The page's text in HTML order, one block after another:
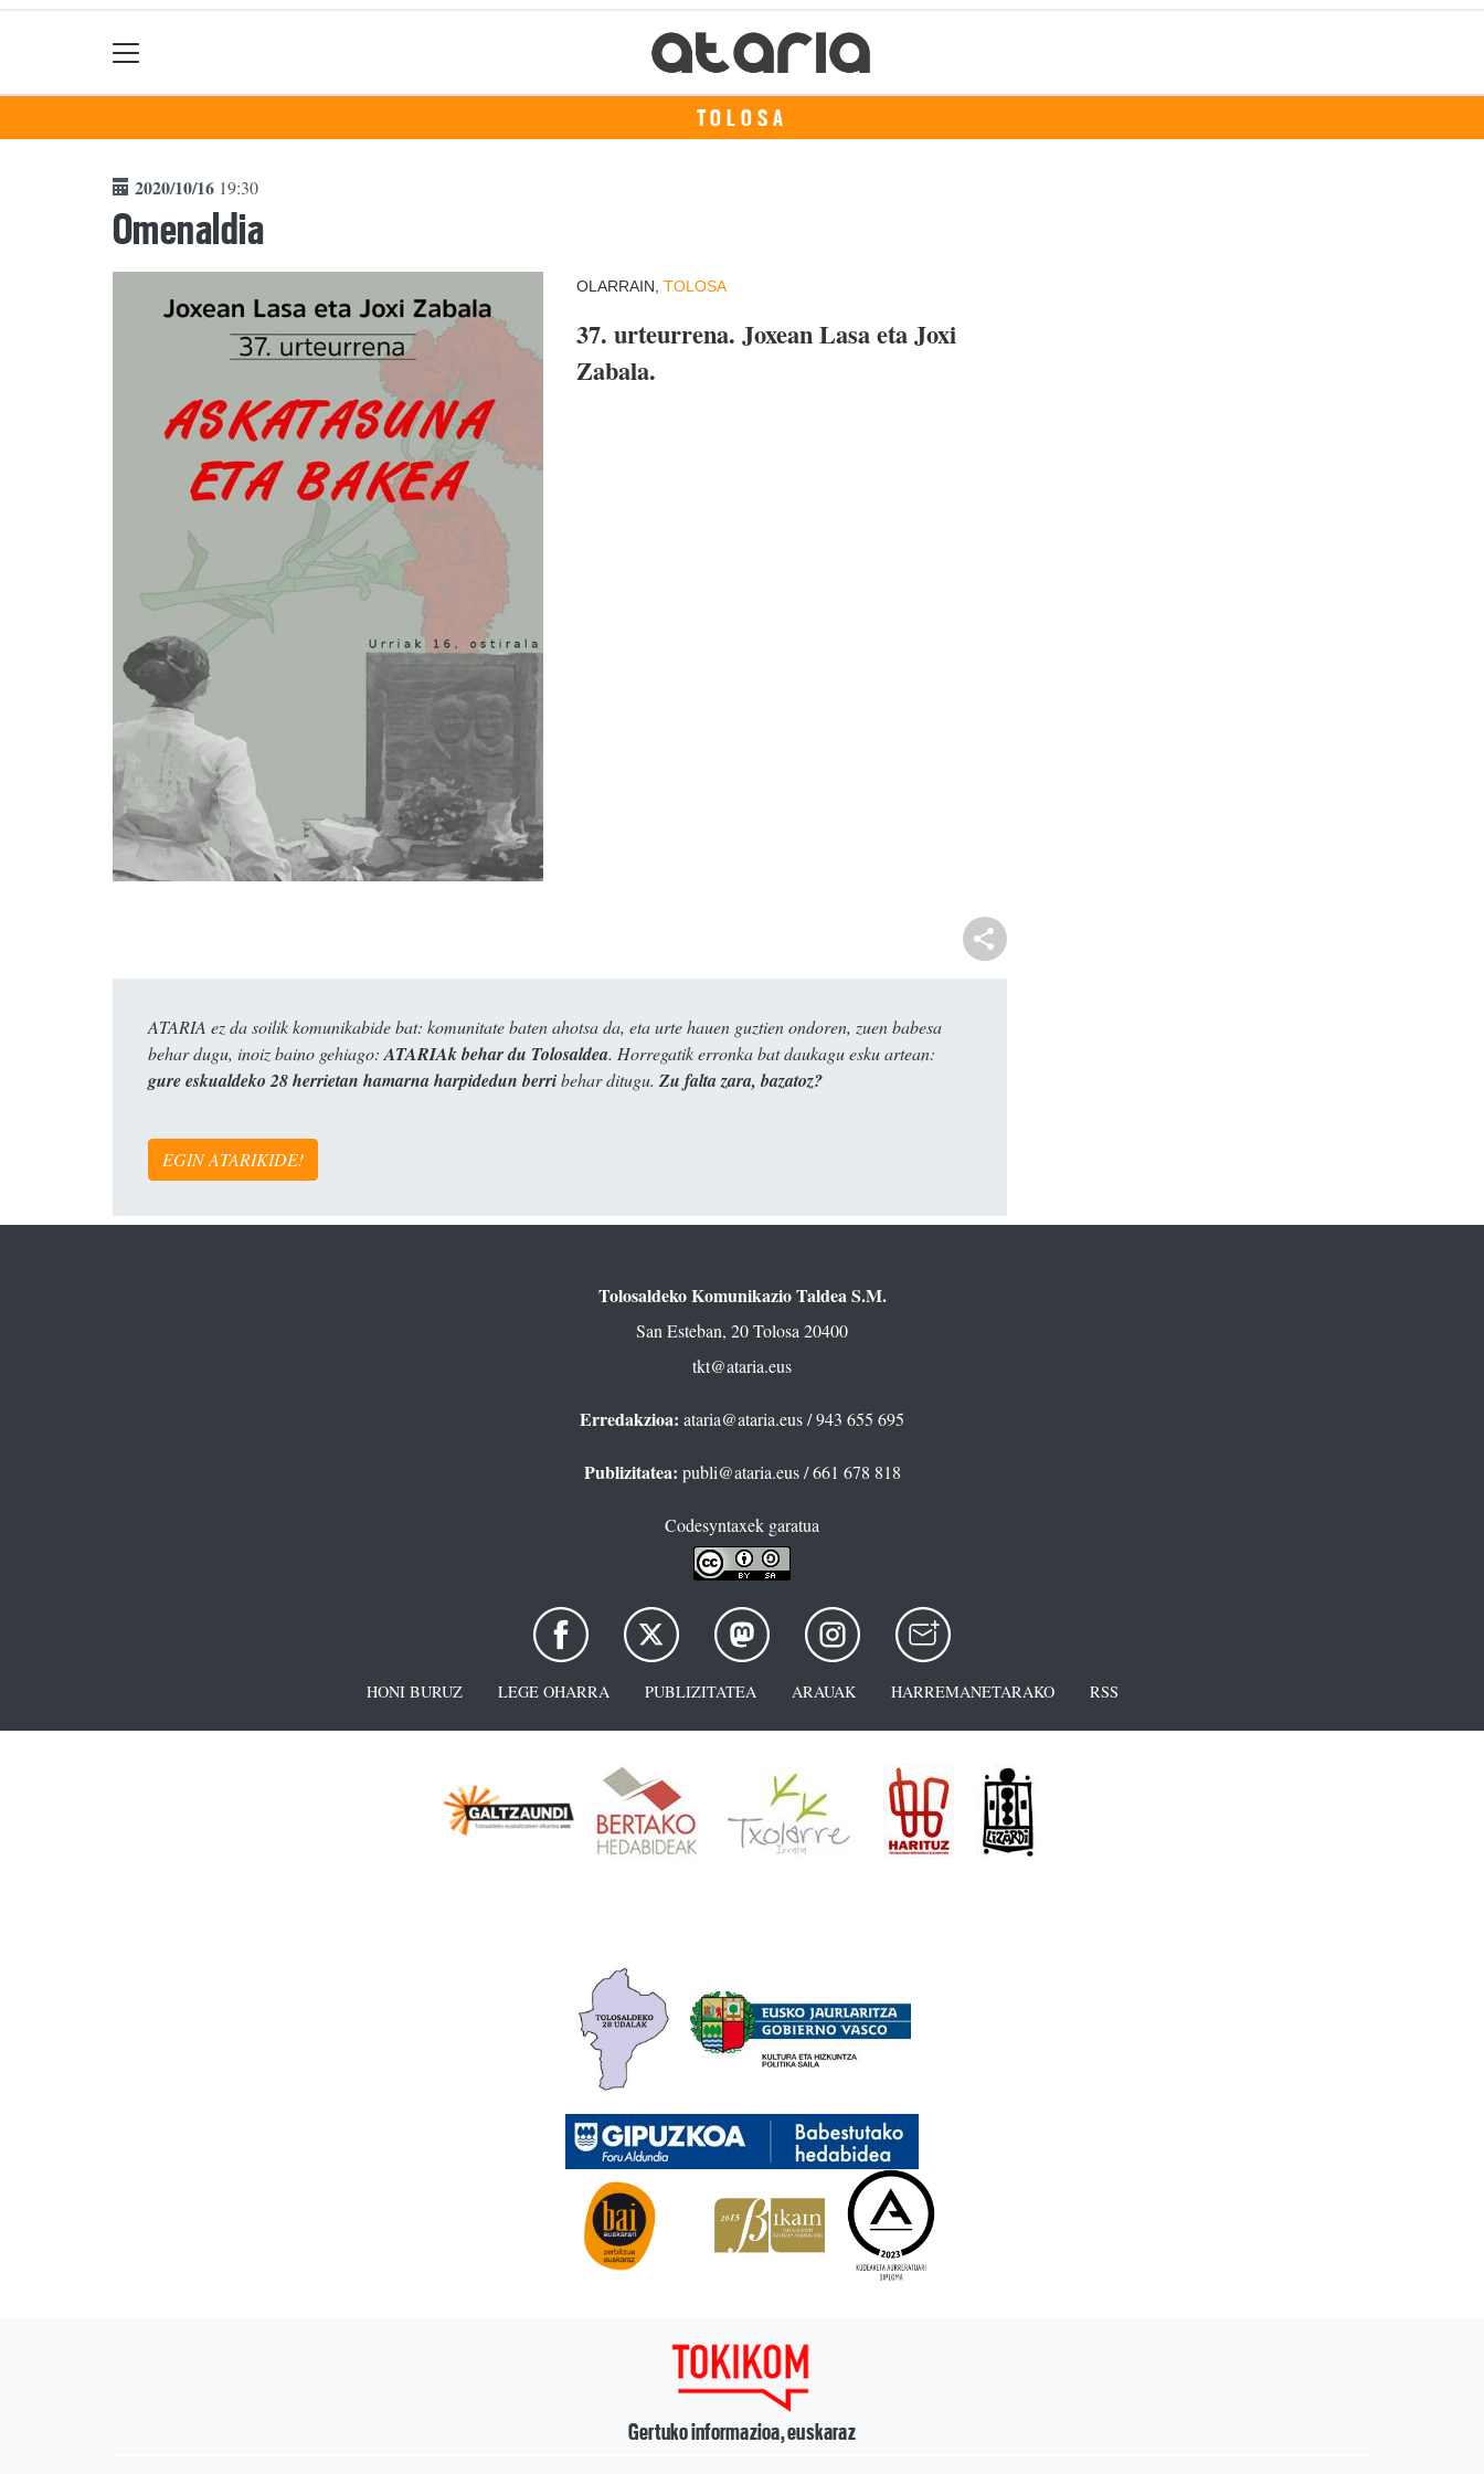
TOLOSA
2020/10/16 19:30
Omenaldia
OLARRAIN, TOLOSA
37. urteurrena. Joxean Lasa eta Joxi
Zabala.
ATARIA ez da soilik komunikabide bat: komunitate baten ahotsa da, eta urte hauen guztien ondoren, zuen babesa
behar dugu, inoiz baino gehiago: ATARIAk behar du Tolosaldea. Horregatik erronka bat daukagu esku artean:
gure eskualdeko 28 herrietan hamarna harpidedun berribehar ditugu. Zu falta zara, bazatoz?
EGIN ATARIKIDE!
Tolosaldeko Komunikazio Taldea S.M.
San Esteban, 20 Tolosa 20400
tkt@ataria.eus
Erredakzioa: ataria@ataria.eus/ 943 655 695
Publizitatea: publi@ataria.eus/ 661 678 818
Codesyntaxek garatua
HONI BURUZ LEGE OHARRA PUBLIZITATEA ARAUAK HARREMANETARAKO RSS
Gertuko informazioa, euskaraz